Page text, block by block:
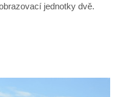
jednotky dvě.